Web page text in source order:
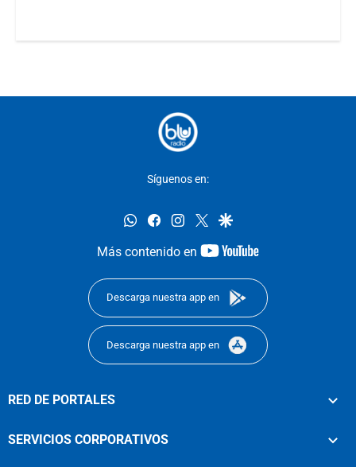
Síguenos en:
whatsappfacebookinstagram
twittergoogle
Más contenido en
youtube-
Descarga nuestra app en
Descarga nuestra app en
RED DE PORTALES
SERVICIOS CORPORATIVOS